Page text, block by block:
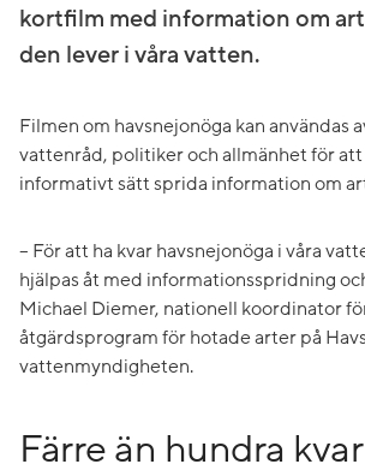
kortfilm med information om
den lever i våra vatten.
Filmen om havsnejonöga kan användas
vattenråd, politiker och allmänhet för
informativt sätt sprida information om
– För att ha kvar havsnejonöga i våra
hjälpas åt med informationsspridning
Michael Diemer, nationell koordinator
åtgärdsprogram för hotade arter på
vattenmyndigheten.
Färre än hundra kvar